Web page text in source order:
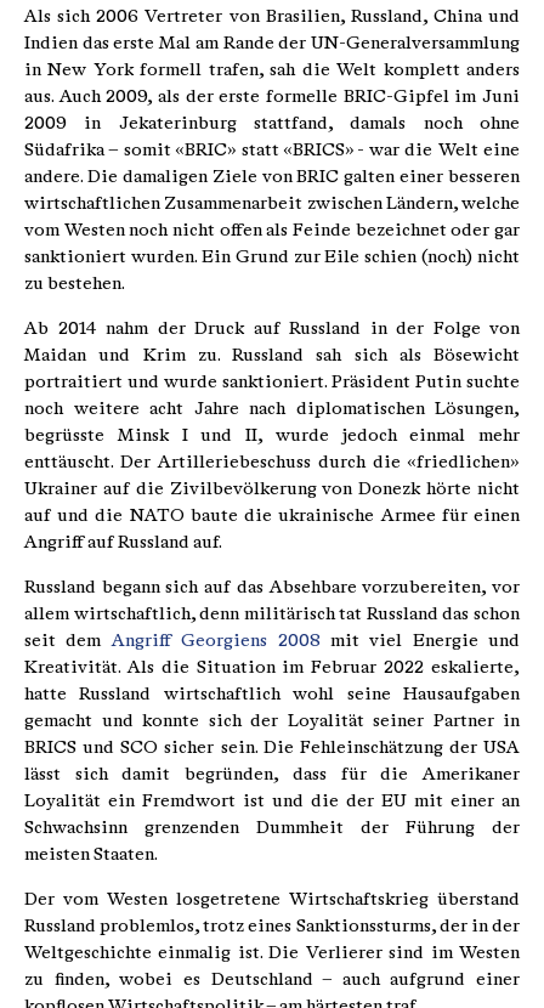
Als sich 2006 Vertreter von Brasilien, Russland, China und
Indien das erste Mal am Rande der UN-Generalversammlung
in New York formell trafen, sah die Welt komplett anders
aus. Auch 2009, als der erste formelle BRIC-Gipfel im Juni
2009 in Jekaterinburg stattfand, damals noch ohne
Südafrika – somit «BRIC» statt «BRICS» - war die Welt eine
andere. Die damaligen Ziele von BRIC galten einer besseren
wirtschaftlichen Zusammenarbeit zwischen Ländern, welche
vom Westen noch nicht offen als Feinde bezeichnet oder gar
sanktioniert wurden. Ein Grund zur Eile schien (noch) nicht
zu bestehen.
Ab 2014 nahm der Druck auf Russland in der Folge von
Maidan und Krim zu. Russland sah sich als Bösewicht
portraitiert und wurde sanktioniert. Präsident Putin suchte
noch weitere acht Jahre nach diplomatischen Lösungen,
begrüsste Minsk I und II, wurde jedoch einmal mehr
enttäuscht. Der Artilleriebeschuss durch die «friedlichen»
Ukrainer auf die Zivilbevölkerung von Donezk hörte nicht
auf und die NATO baute die ukrainische Armee für einen
Angriff auf Russland auf.
Russland begann sich auf das Absehbare vorzubereiten, vor
allem wirtschaftlich, denn militärisch tat Russland das schon
seit demAngriff Georgiens 2008 mit viel Energie und
Kreativität. Als die Situation im Februar 2022 eskalierte,
hatte Russland wirtschaftlich wohl seine Hausaufgaben
gemacht und konnte sich der Loyalität seiner Partner in
BRICS und SCO sicher sein. Die Fehleinschätzung der USA
lässt sich damit begründen, dass für die Amerikaner
Loyalität ein Fremdwort ist und die der EU mit einer an
Schwachsinn grenzenden Dummheit der Führung der
meisten Staaten.
Der vom Westen losgetretene Wirtschaftskrieg überstand
Russland problemlos, trotz eines Sanktionssturms, der in der
Weltgeschichte einmalig ist. Die Verlierer sind im Westen
zu finden, wobei es Deutschland – auch aufgrund einer